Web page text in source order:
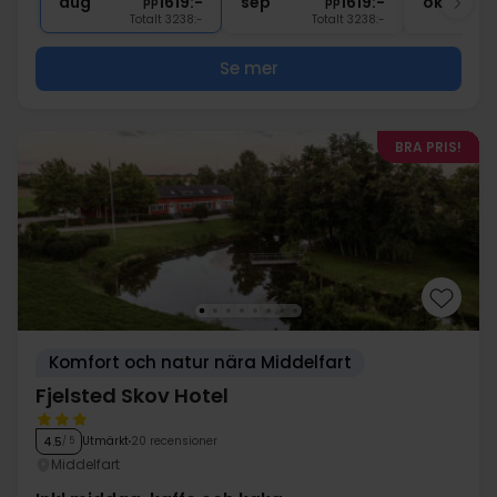
Totalt 3238:- Totalt 3238:-
Se mer
BRA PRIS!
Komfort och natur nära Middelfart
Fjelsted Skov Hotel
4.5/ 5 Utmärkt 20 recensioner
Middelfart